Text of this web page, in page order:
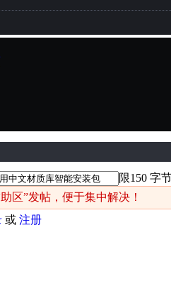
限150 字
区”发帖，便于集中解决！
或 注册